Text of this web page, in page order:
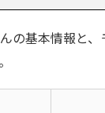
の基本情報と